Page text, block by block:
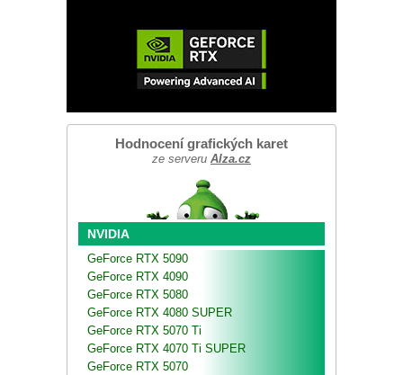
Hodnocení grafických karet
ze serveru Alza.cz
NVIDIA
GeForce RTX 5090
GeForce RTX 4090
GeForce RTX 5080
GeForce RTX 4080 SUPER
GeForce RTX 5070 Ti
GeForce RTX 4070 Ti SUPER
GeForce RTX 5070